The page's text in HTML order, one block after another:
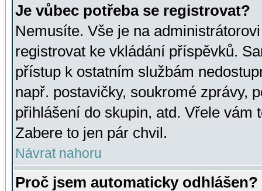
Je vůbec potřeba se registrovat?
Nemusíte. Vše je na
registrovat ke vkládání příspěvků.
přístup k ostatním službám
např. postavičky, soukromé zprávy,
přihlášení do skupin, atd. Vřele vám
Zabere to jen pár chvil.
Návrat nahoru
Proč jsem automaticky odhlášen?